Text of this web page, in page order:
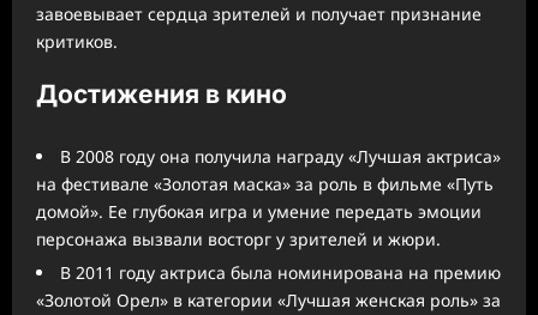
завоевывает сердца зрителей и получает признание
критиков.
Достижения в кино
В 2008 году она получила награду «Лучшая актриса»
на фестивале «Золотая маска» за роль в фильме «Путь
домой». Ее глубокая игра и умение передать эмоции
персонажа вызвали восторг у зрителей и жюри.
В 2011 году актриса была номинирована на премию
«Золотой Орел» в категории «Лучшая женская роль» за